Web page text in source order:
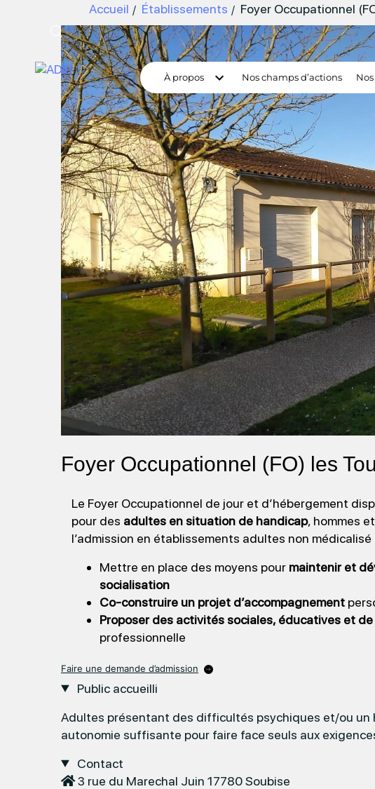
À propos Nos champs d’actions
Accueil Établissements Foyer Occupationnel
Foyer Occupationnel (FO) les
Le Foyer Occupationnel de jour et d’hébergement
pour des adultes en situation de handicap, hommes
l’admission en établissements adultes non
Mettre en place des moyens pour maintenir et
socialisation
Co-construire un projet d’accompagnement
Proposer des activités sociales, éducatives et
professionnelle
Faire une demande d’admission
Public accueilli
Adultes présentant des difficultés psychiques et/ou un
autonomie suffisante pour faire face seuls aux
Contact
3 rue du Marechal Juin 17780 Soubise